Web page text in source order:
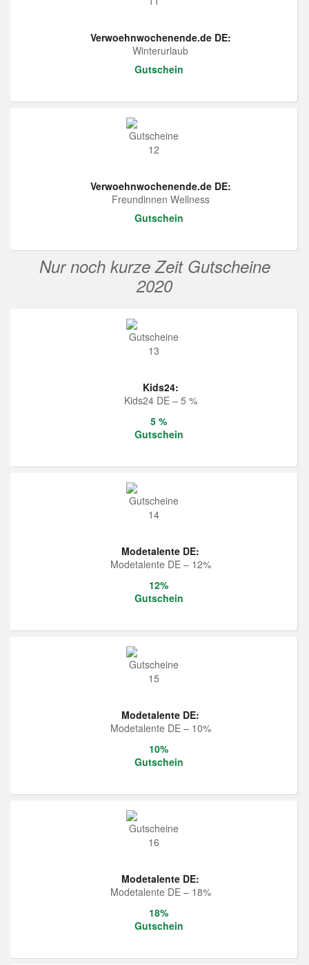
Verwoehnwochenende.de DE:
Winterurlaub
Gutschein
Verwoehnwochenende.de DE:
Freundinnen Wellness
Gutschein
Nur noch kurze Zeit Gutscheine
2020
Kids24:
Kids24 DE – 5 %
5 %
Gutschein
Modetalente DE:
Modetalente DE – 12%
12%
Gutschein
Modetalente DE:
Modetalente DE – 10%
10%
Gutschein
Modetalente DE:
Modetalente DE – 18%
18%
Gutschein